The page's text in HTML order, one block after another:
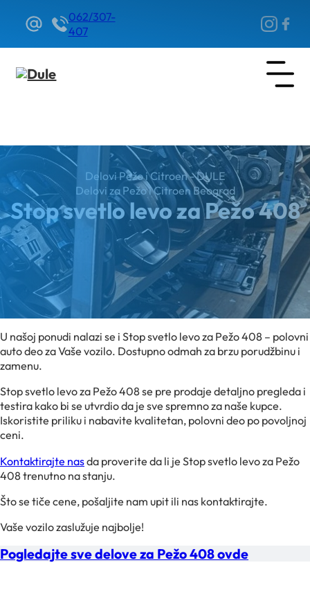
062/307-
407
Stop svetlo levo za Pežo 408
Delovi Pežo i Citroen - DULE
Delovi za Pežo i Citroen Beograd
U našoj ponudi nalazi se i Stop svetlo levo za Pežo 408 – polovni
auto deo za Vaše vozilo. Dostupno odmah za brzu porudžbinu i
zamenu.
Stop svetlo levo za Pežo 408 se pre prodaje detaljno pregleda i
testira kako bi se utvrdio da je sve spremno za naše kupce.
Iskoristite priliku i nabavite kvalitetan, polovni deo po povoljnoj
ceni.
Kontaktirajte nasda proverite da li je Stop svetlo levo za Pežo
408 trenutno na stanju.
Što se tiče cene, pošaljite nam upit ili nas kontaktirajte.
Vaše vozilo zaslužuje najbolje!
Pogledajte sve delove za Pežo 408 ovde